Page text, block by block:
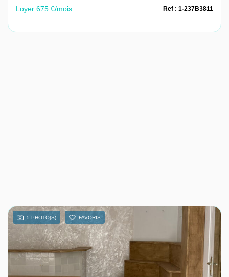
Loyer 675 €/mois Ref : 1-237B3811
5 PHOTO(S) FAVORIS